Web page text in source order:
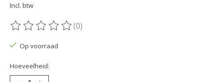
Incl. btw
De beoordeling van dit product is
(0)
Op voorraad
Hoeveelheid: